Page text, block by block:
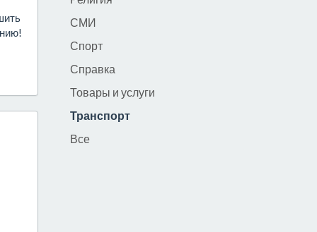
СМИ
Спорт
Справка
Товары и услуги
Транспорт
Все